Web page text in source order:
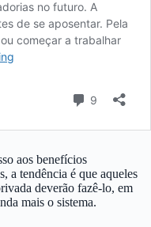
aos benefícios
a tendência é que aqueles
deverão fazê-lo, em
mais o sistema.